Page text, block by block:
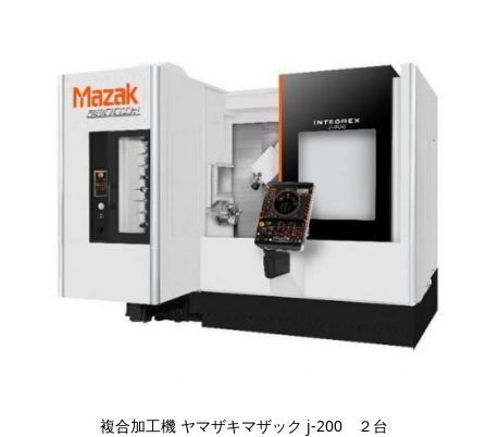
複合加工機 ヤマザキマザック j-200 ２台